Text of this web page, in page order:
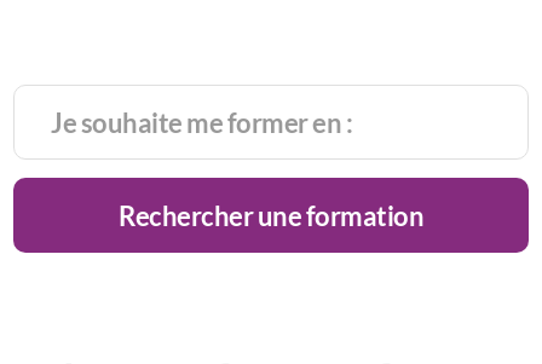
Rechercher une formation